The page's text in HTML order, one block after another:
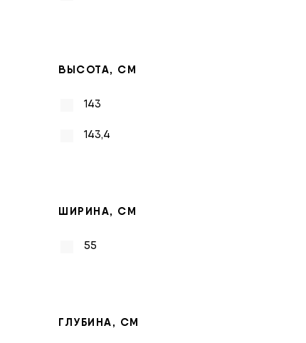
ВЫСОТА, СМ
143
143,4
ШИРИНА, СМ
55
ГЛУБИНА, СМ